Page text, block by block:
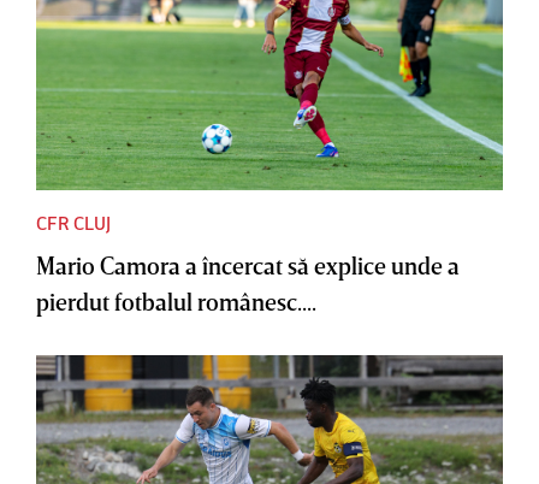
CFR CLUJ
Mario Camora a încercat să explice unde a
pierdut fotbalul românesc....